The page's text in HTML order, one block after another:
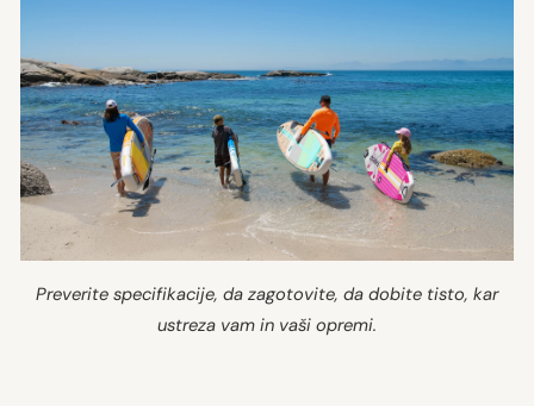
Preverite specifikacije, da zagotovite, da dobite tisto, kar
ustreza vam in vaši opremi.